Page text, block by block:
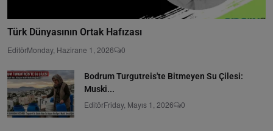
Türk Dünyasının Ortak Hafızası
EditörMonday, Hazirane 1, 2026 0
Bodrum Turgutreis'te Bitmeyen Su Çilesi:
Muski...
EditörFriday, Mayıs 1, 2026 0